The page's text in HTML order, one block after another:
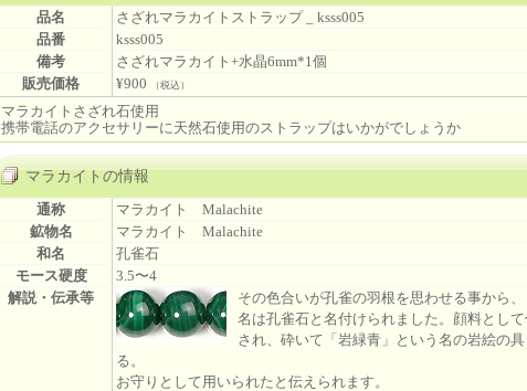
品名
さざれマラカイトストラップ _ ksss005
品番
ksss005
備考
さざれマラカイト+水晶6mm*1個
販売価格
¥900 （税込）
マラカイトさざれ石使用
携帯電話のアクセサリーに天然石使用のストラップはいかがでしょうか
マラカイトの情報
通称
マラカイト Malachite
鉱物名
マラカイト Malachite
和名
孔雀石
モース硬度
3.5〜4
解説・伝承等
その色合いが孔雀の羽根を思わせる事から
名は孔雀石と名付けられました。顔料とし
され、砕いて「岩緑青」という名の岩絵の
る。
お守りとして用いられたと伝えられます。